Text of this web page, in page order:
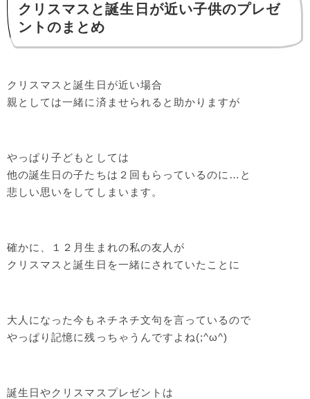
クリスマスと誕生日が近い子供のプレゼ
ントのまとめ
クリスマスと誕生日が近い場合
親としては一緒に済ませられると助かりますが
やっぱり子どもとしては
他の誕生日の子たちは２回もらっているのに…と
悲しい思いをしてしまいます。
確かに、１２月生まれの私の友人が
クリスマスと誕生日を一緒にされていたことに
大人になった今もネチネチ文句を言っているので
やっぱり記憶に残っちゃうんですよね(;^ω^)
誕生日やクリスマスプレゼントは